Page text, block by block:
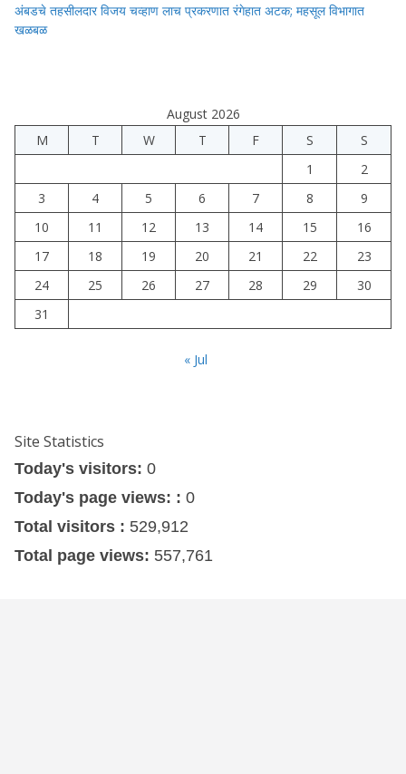
अंबडचे तहसीलदार विजय चव्हाण लाच प्रकरणात रंगेहात अटक; महसूल विभागात
खळबळ
August 2026
M
T W T F S
S
1
2
3
4 5 6 7 8
9
10
11 12 13 14 15
16
17
18 19 20 21 22
23
24
25 26 27 28 29
30
31
« Jul
Site Statistics
Today's visitors: 0
Today's page views: : 0
Total visitors : 529,912
Total page views: 557,761